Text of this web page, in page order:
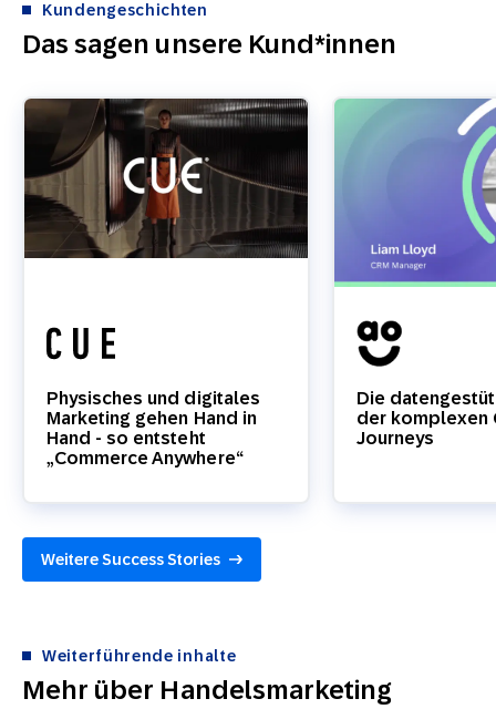
Das sagen unsere Kund*innen
Kundengeschichten
Physisches und digitales
Marketing gehen Hand in
Hand - so entsteht
„Commerce Anywhere“
Die
der komplexen
Journeys
Weitere Success Stories
Mehr über Handelsmarketing
Weiterführende inhalte